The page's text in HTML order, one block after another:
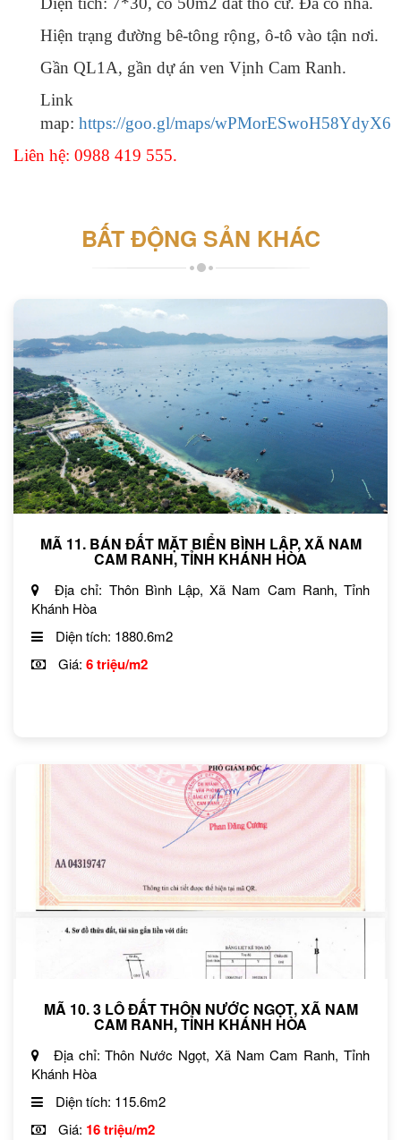
Hiện trạng đường bê-tông rộng, ô-tô vào tận nơi.
Gần QL1A, gần dự án ven Vịnh Cam Ranh.
Link
map: https://goo.gl/maps/wPMorESwoH58YdyX6
Liên hệ: 0988 419 555.
BẤT ĐỘNG SẢN KHÁC
MÃ 11. BÁN ĐẤT MẶT BIỂN BÌNH LẬP, XÃ NAM
CAM RANH, TỈNH KHÁNH HÒA
Địa chỉ: Thôn Bình Lập, Xã Nam Cam Ranh, Tỉnh
Khánh Hòa
Diện tích: 1880.6m2
Giá: 6 triệu/m2
MÃ 10. 3 LÔ ĐẤT THÔN NƯỚC NGỌT, XÃ NAM
CAM RANH, TỈNH KHÁNH HÒA
Địa chỉ: Thôn Nước Ngọt, Xã Nam Cam Ranh, Tỉnh
Khánh Hòa
Diện tích: 115.6m2
Giá: 16 triệu/m2